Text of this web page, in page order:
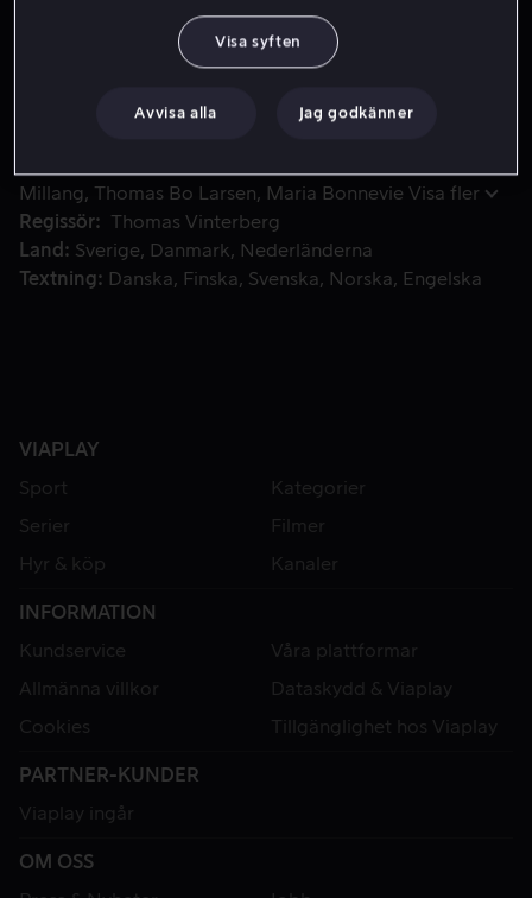
Fyra gymnasielärare bestämmer sig för att testa en
Fyra gymnasielärare bestämmer sig för att testa en teori
om att människor föds med en halv promille för lite.
Teorin är att alkohol i blodet öppnar sinnet för
Millang
Thomas Bo Larsen Maria Bonnevie Visa fler
Regissör
Thomas Vinterberg
Land
Sverige Danmark
Nederländerna
Textning
Danska Finska Svenska Norska Engelska
VIAPLAY
Sport
Kategorier
Serier
Filmer
Hyr & köp
Kanaler
INFORMATION
Kundservice
Våra plattformar
Allmänna villkor
Dataskydd & Viaplay
Cookies
Tillgänglighet hos Viaplay
PARTNER-KUNDER
Viaplay ingår
OM OSS
Visa syften
Avvisa alla Jag godkänner